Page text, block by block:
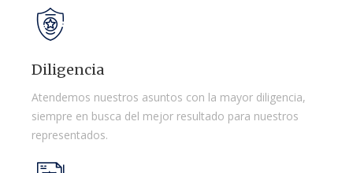
Diligencia
Atendemos nuestros asuntos con la mayor diligencia,
siempre en busca del mejor resultado para nuestros
representados.